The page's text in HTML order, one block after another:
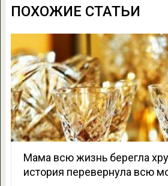
ПОХОЖИЕ СТАТЬИ
Мама всю жизнь берегла
история перевернула всю